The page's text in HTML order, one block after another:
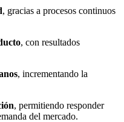
, gracias a procesos continuos
, con resultados
, incrementando la
, permitiendo responder
del mercado.